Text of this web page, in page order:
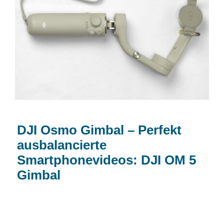
DJI Osmo Gimbal – Perfekt
ausbalancierte Smartphonevideos: DJI
OM 5 Gimbal
DJI Osmo Gimbal – Perfekt
ausbalancierte
Smartphonevideos: DJI OM 5
Gimbal